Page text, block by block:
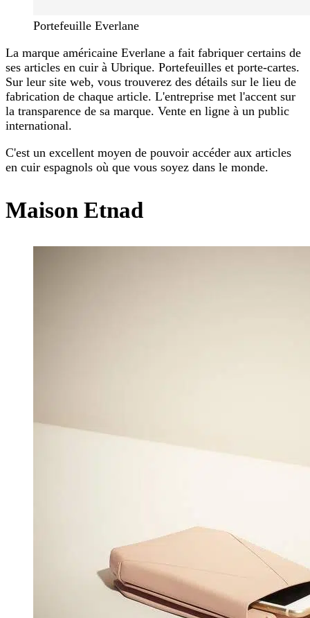
Portefeuille Everlane
La marque américaine Everlane a fait fabriquer certains de
ses articles en cuir à Ubrique. Portefeuilles et porte-cartes.
Sur leur site web, vous trouverez des détails sur le lieu de
fabrication de chaque article. L'entreprise met l'accent sur
la transparence de sa marque. Vente en ligne à un public
international.
C'est un excellent moyen de pouvoir accéder aux articles
en cuir espagnols où que vous soyez dans le monde.
Maison Etnad